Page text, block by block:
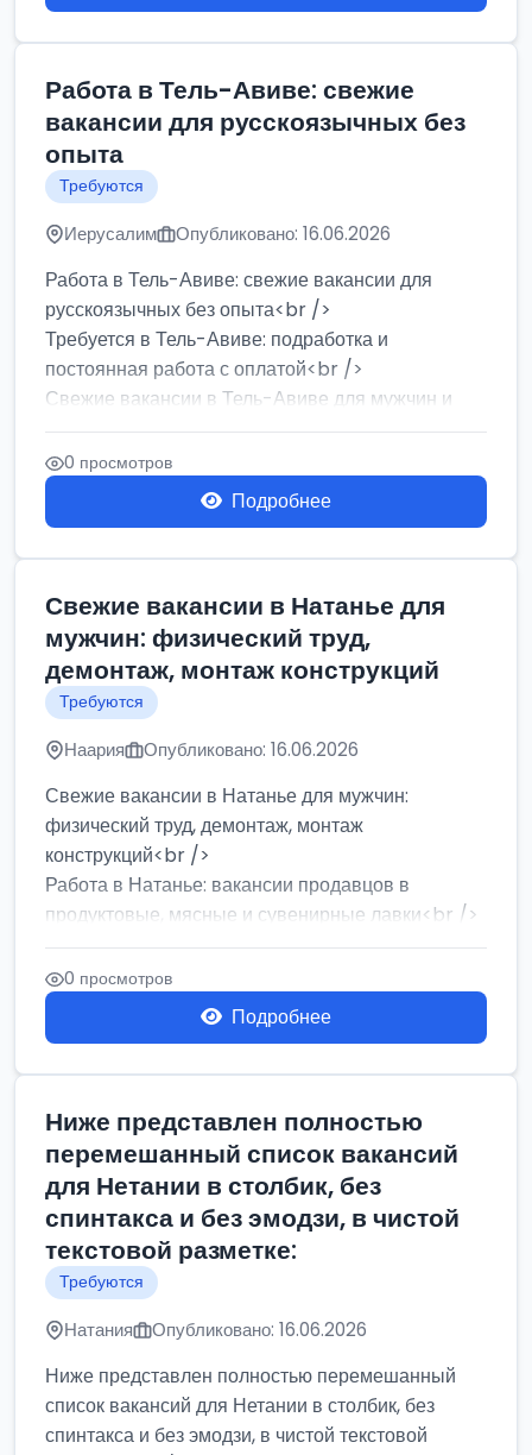
Работа в Тель-Авиве: свежие
вакансии для русскоязычных без
опыта
Требуются
Иерусалим Опубликовано: 16.06.2026
Работа в Тель-Авиве: свежие вакансии для
русскоязычных без опыта<br />
Требуется в Тель-Авиве: подработка и
постоянная работа с оплатой<br />
Свежие вакансии в Тель-Авиве для мужчин и
женщин от хозя...
0 просмотров
Подробнее
Свежие вакансии в Натанье для
мужчин: физический труд,
демонтаж, монтаж конструкций
Требуются
Наария Опубликовано: 16.06.2026
Свежие вакансии в Натанье для мужчин:
физический труд, демонтаж, монтаж
конструкций<br />
Работа в Натанье: вакансии продавцов в
продуктовые, мясные и сувенирные лавки<br />
Разнорабочий на сборку м...
0 просмотров
Подробнее
Ниже представлен полностью
перемешанный список вакансий
для Нетании в столбик, без
спинтакса и без эмодзи, в чистой
текстовой разметке:
Требуются
Натания Опубликовано: 16.06.2026
Ниже представлен полностью перемешанный
список вакансий для Нетании в столбик, без
спинтакса и без эмодзи, в чистой текстовой